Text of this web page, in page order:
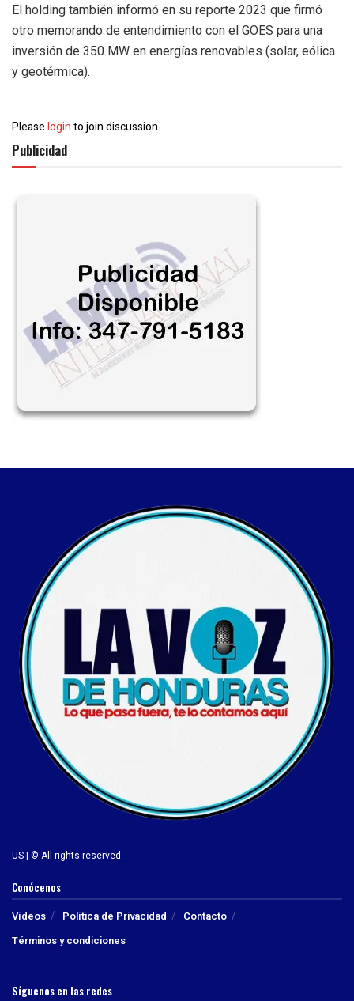
El holding también informó en su reporte 2023 que firmó
otro memorando de entendimiento con el GOES para una
inversión de 350 MW en energías renovables (solar, eólica
y geotérmica).
Pleaseloginto join discussion
Publicidad
US | © All rights reserved.
Conócenos
Vídeos Política de Privacidad
Contacto
Términos y condiciones
Síguenos en las redes